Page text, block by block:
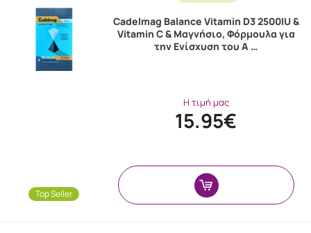
Top Seller
Cadelmag Balance Vitamin D3 2500IU &
Vitamin C & Μαγνήσιο, Φόρμουλα για
την Ενίσχυση του Α …
Η τιμή μας
15.95€